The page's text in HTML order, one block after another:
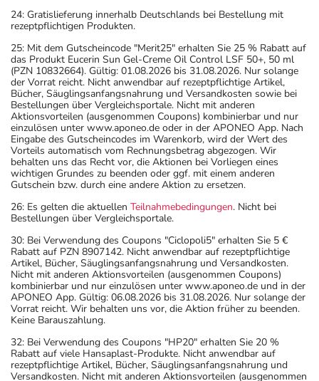
24: Gratislieferung innerhalb Deutschlands bei Bestellung mit
rezeptpflichtigen Produkten.
25: Mit dem Gutscheincode "Merit25" erhalten Sie 25 % Rabatt auf
das Produkt Eucerin Sun Gel-Creme Oil Control LSF 50+, 50 ml
(PZN 10832664). Gültig: 01.08.2026 bis 31.08.2026. Nur solange
der Vorrat reicht. Nicht anwendbar auf rezeptpflichtige Artikel,
Bücher, Säuglingsanfangsnahrung und Versandkosten sowie bei
Bestellungen über Vergleichsportale. Nicht mit anderen
Aktionsvorteilen (ausgenommen Coupons) kombinierbar und nur
einzulösen unter www.aponeo.de oder in der APONEO App. Nach
Eingabe des Gutscheincodes im Warenkorb, wird der Wert des
Vorteils automatisch vom Rechnungsbetrag abgezogen. Wir
behalten uns das Recht vor, die Aktionen bei Vorliegen eines
wichtigen Grundes zu beenden oder ggf. mit einem anderen
Gutschein bzw. durch eine andere Aktion zu ersetzen.
26: Es gelten die aktuellen Teilnahmebedingungen. Nicht bei
Bestellungen über Vergleichsportale.
30: Bei Verwendung des Coupons "Ciclopoli5" erhalten Sie 5 €
Rabatt auf PZN 8907142. Nicht anwendbar auf rezeptpflichtige
Artikel, Bücher, Säuglingsanfangsnahrung und Versandkosten.
Nicht mit anderen Aktionsvorteilen (ausgenommen Coupons)
kombinierbar und nur einzulösen unter www.aponeo.de und in der
APONEO App. Gültig: 06.08.2026 bis 31.08.2026. Nur solange der
Vorrat reicht. Wir behalten uns vor, die Aktion früher zu beenden.
Keine Barauszahlung.
32: Bei Verwendung des Coupons "HP20" erhalten Sie 20 %
Rabatt auf viele Hansaplast-Produkte. Nicht anwendbar auf
rezeptpflichtige Artikel, Bücher, Säuglingsanfangsnahrung und
Versandkosten. Nicht mit anderen Aktionsvorteilen (ausgenommen